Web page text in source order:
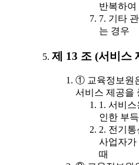
반복하여
7. 기타
는 경우
제 13 조 (서비스
① 교육정보원
서비스 제공을
1. 서비
인한 부
2. 전기
사업자가
때